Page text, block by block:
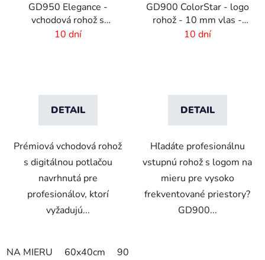
GD950 Elegance -
vchodová rohož s
digitálnou potlačou - 6
10 dní
DETAIL
Prémiová vchodová rohož
s digitálnou potlačou
navrhnutá pre
profesionálov, ktorí
vyžadujú...
NA MIERU 60x40cm 90x60cm
GD900 ColorStar - logo
rohož - 10 mm vlas -
rozmer na mieru
10 dní
DETAIL
Hľadáte profesionálnu
vstupnú rohož s logom na
mieru pre vysoko
frekventované priestory?
GD900...